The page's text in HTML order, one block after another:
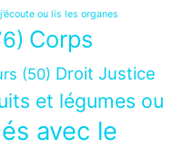
ou lis les organes
Corps
(50) Droit Justice
et légumes ou
avec le